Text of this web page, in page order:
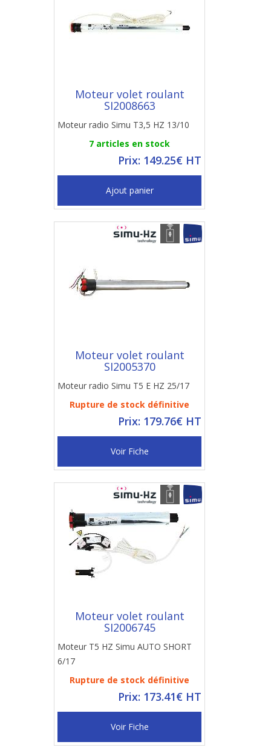
Moteur volet roulant
SI2008663
Moteur radio Simu T3,5 HZ 13/10
7 articles en stock
Prix: 149.25€ HT
Ajout panier
Moteur volet roulant
SI2005370
Moteur radio Simu T5 E HZ 25/17
Rupture de stock définitive
Prix: 179.76€ HT
Voir Fiche
Moteur volet roulant
SI2006745
Moteur T5 HZ Simu AUTO SHORT
6/17
Rupture de stock définitive
Prix: 173.41€ HT
Voir Fiche